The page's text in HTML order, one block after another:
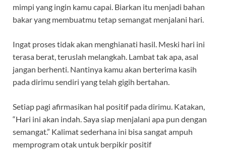
mimpi yang ingin kamu capai. Biarkan itu menjadi bahan
bakar yang membuatmu tetap semangat menjalani hari.
Ingat proses tidak akan menghianati hasil. Meski hari ini
terasa berat, teruslah melangkah. Lambat tak apa, asal
jangan berhenti. Nantinya kamu akan berterima kasih
pada dirimu sendiri yang telah gigih bertahan.
Setiap pagi afirmasikan hal positif pada dirimu. Katakan,
“Hari ini akan indah. Saya siap menjalani apa pun dengan
semangat.” Kalimat sederhana ini bisa sangat ampuh
memprogram otak untuk berpikir positif